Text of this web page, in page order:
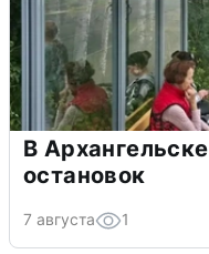
В
остановок
7 августа 1